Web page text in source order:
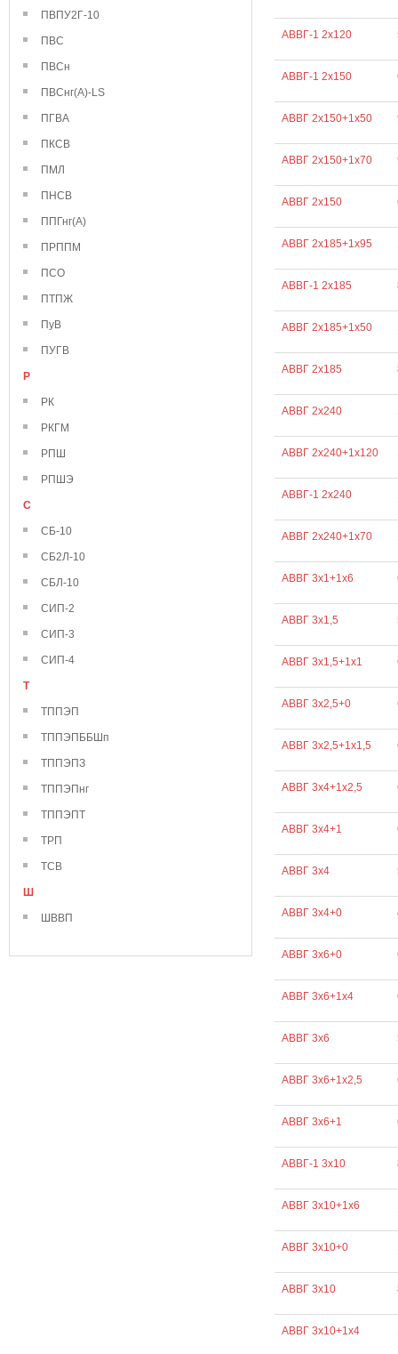
ПВПУ2Г-10
ПВС
ПВСн
ПВСнг(А)-LS
ПГВА
ПКСВ
ПМЛ
ПНСВ
ППГнг(А)
ПРППМ
ПСО
ПТПЖ
ПуВ
ПУГВ
Р
РК
РКГМ
РПШ
РПШЭ
С
СБ-10
СБ2Л-10
СБЛ-10
СИП-2
СИП-3
СИП-4
Т
ТППЭП
ТППЭПББШп
ТППЭПЗ
ТППЭПнг
ТППЭПТ
ТРП
ТСВ
Ш
ШВВП
АВВГ-1 2х120
АВВГ-1 2х150
АВВГ 2х150+1х50
АВВГ 2х150+1х70
АВВГ 2х150
АВВГ 2х185+1х95
АВВГ-1 2х185
АВВГ 2х185+1х50
АВВГ 2х185
АВВГ 2х240
АВВГ 2х240+1х120
АВВГ-1 2х240
АВВГ 2х240+1х70
АВВГ 3х1+1х6
АВВГ 3х1,5
АВВГ 3х1,5+1х1
АВВГ 3х2,5+0
АВВГ 3х2,5+1х1,5
АВВГ 3х4+1х2,5
АВВГ 3х4+1
АВВГ 3х4
АВВГ 3х4+0
АВВГ 3х6+0
АВВГ 3х6+1х4
АВВГ 3х6
АВВГ 3х6+1х2,5
АВВГ 3х6+1
АВВГ-1 3х10
АВВГ 3х10+1х6
АВВГ 3х10+0
АВВГ 3х10
АВВГ 3х10+1х4